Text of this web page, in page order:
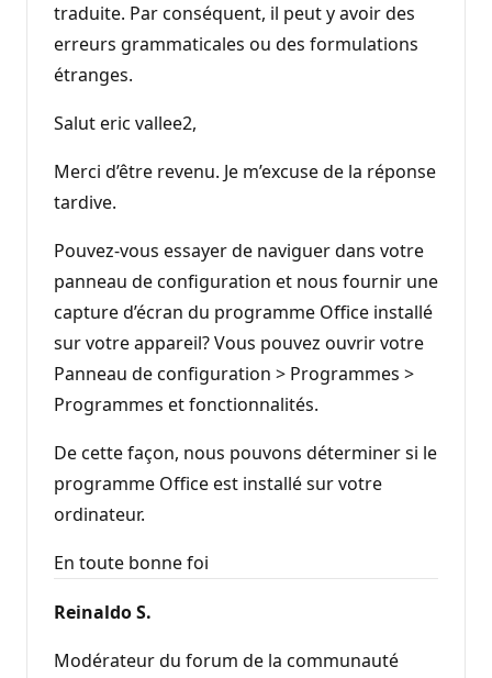
traduite. Par conséquent, il peut y avoir des
erreurs grammaticales ou des formulations
étranges.
Salut eric vallee2,
Merci d’être revenu. Je m’excuse de la réponse
tardive.
Pouvez-vous essayer de naviguer dans votre
panneau de configuration et nous fournir une
capture d’écran du programme Office installé
sur votre appareil? Vous pouvez ouvrir votre
Panneau de configuration > Programmes >
Programmes et fonctionnalités.
De cette façon, nous pouvons déterminer si le
programme Office est installé sur votre
ordinateur.
En toute bonne foi
Reinaldo S.
Modérateur du forum de la communauté